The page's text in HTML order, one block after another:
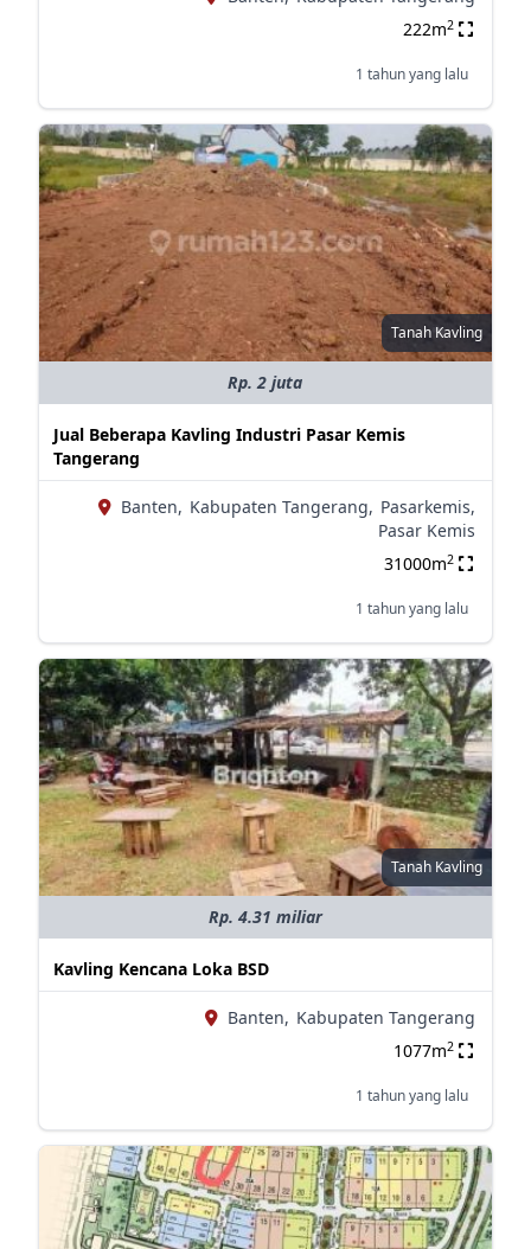
222m2
1 tahun yang lalu
Tanah Kavling
Rp. 2 juta
Jual Beberapa Kavling Industri Pasar Kemis
Tangerang
Banten, Kabupaten Tangerang, Pasarkemis,
Pasar Kemis
31000m2
1 tahun yang lalu
Tanah Kavling
Rp. 4.31 miliar
Kavling Kencana Loka BSD
Banten, Kabupaten Tangerang
1077m2
1 tahun yang lalu